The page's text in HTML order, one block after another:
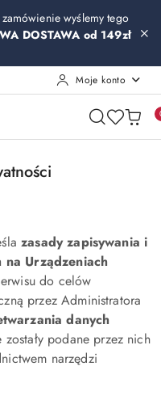
wyślemy tego
DOSTAWA od 149zł
Moje konto
zasady zapisywania i
na Urządzeniach
do celów
przez Administratora
danych
zostały podane przez nich
narzędzi